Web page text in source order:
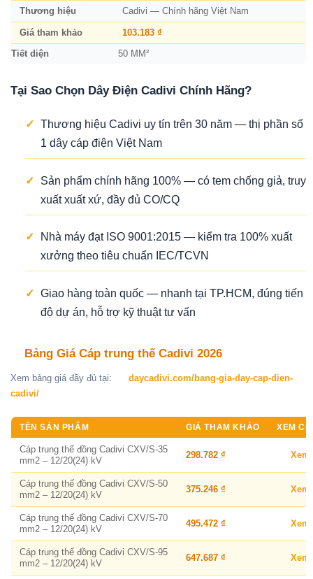
Thương hiệu Cadivi — Chính hãng Việt Nam
Giá tham khảo 103.183 ₫
Tiết diện 50 MM²
Tại Sao Chọn Dây Điện Cadivi Chính Hãng?
✓ Thương hiệu Cadivi uy tín trên 30 năm — thị phần số
1 dây cáp điện Việt Nam
✓
Sản phẩm chính hãng 100% — có tem chống giả, truy
xuất xuất xứ, đầy đủ CO/CQ
✓
Nhà máy đạt ISO 9001:2015 — kiểm tra 100% xuất
xưởng theo tiêu chuẩn IEC/TCVN
✓ Giao hàng toàn quốc — nhanh tại TP.HCM, đúng tiến
độ dự án, hỗ trợ kỹ thuật tư vấn
Bảng Giá Cáp trung thế Cadivi 2026
Xem bảng giá đầy đủ tại:
daycadivi.com/bang-gia-day-cap-dien-
cadivi/
TÊN SẢN PHẨM GIÁ THAM KHẢO XEM
Cáp trung thế đồng Cadivi CXV/S-35
mm2 – 12/20(24) kV
298.782 ₫
Cáp trung thế đồng Cadivi CXV/S-50
mm2 – 12/20(24) kV
375.246 ₫
Cáp trung thế đồng Cadivi CXV/S-70
mm2 – 12/20(24) kV
495.472 ₫
Cáp trung thế đồng Cadivi CXV/S-95
mm2 – 12/20(24) kV
647.687 ₫